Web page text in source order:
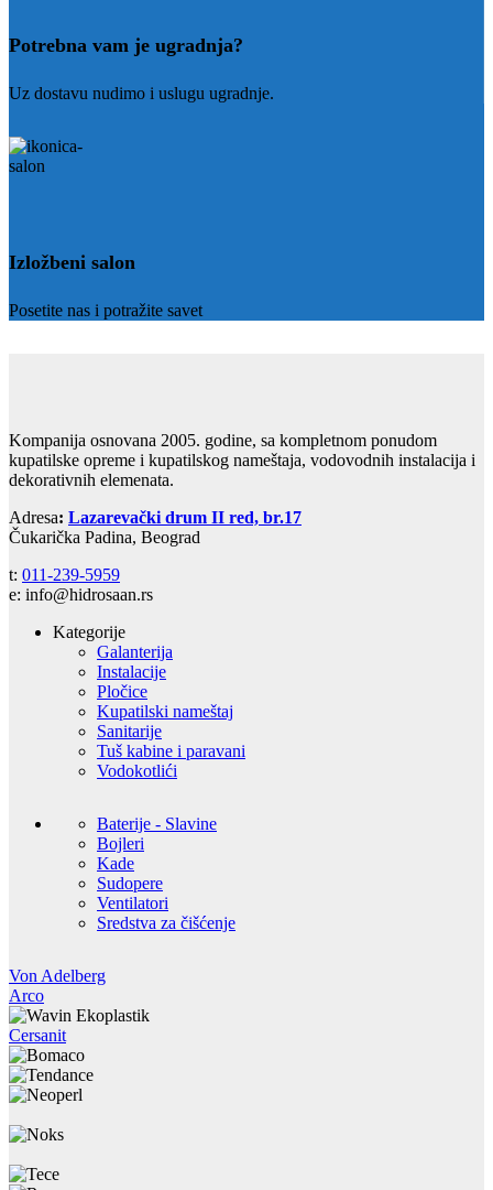
Potrebna vam je ugradnja?
Uz dostavu nudimo i uslugu ugradnje.
Izložbeni salon
Posetite nas i potražite savet
Kompanija osnovana 2005. godine, sa kompletnom ponudom
kupatilske opreme i kupatilskog nameštaja, vodovodnih instalacija i
dekorativnih elemenata.
Adresa: Lazarevački drum II red, br.17
Čukarička Padina, Beograd
t: 011-239-5959
e: info@hidrosaan.rs
Kategorije
Galanterija
Instalacije
Pločice
Kupatilski nameštaj
Sanitarije
Tuš kabine i paravani
Vodokotlići
Baterije - Slavine
Bojleri
Kade
Sudopere
Ventilatori
Sredstva za čišćenje
Von Adelberg
Arco
Cersanit